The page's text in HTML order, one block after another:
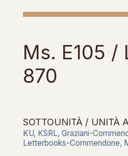
Ms. E105 /
870
SOTTOUNITÀ / UNITÀ
KU, KSRL, Graziani-
Letterbooks-Commendone,